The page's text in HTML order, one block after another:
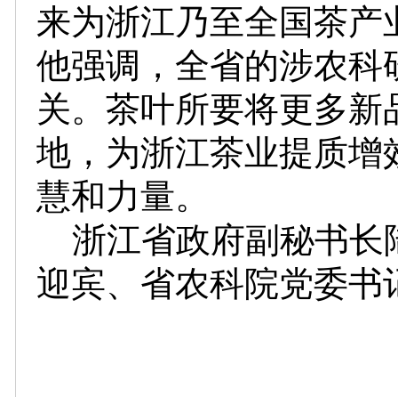
来为浙江乃至全国茶
他强调，全省的涉农
关。茶叶所要将更多
地，为浙江茶业提质
慧和力量。
浙江省政府副秘书
迎宾、省农科院党委书